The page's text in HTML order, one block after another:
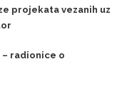
projekata vezanih uz
radionice o